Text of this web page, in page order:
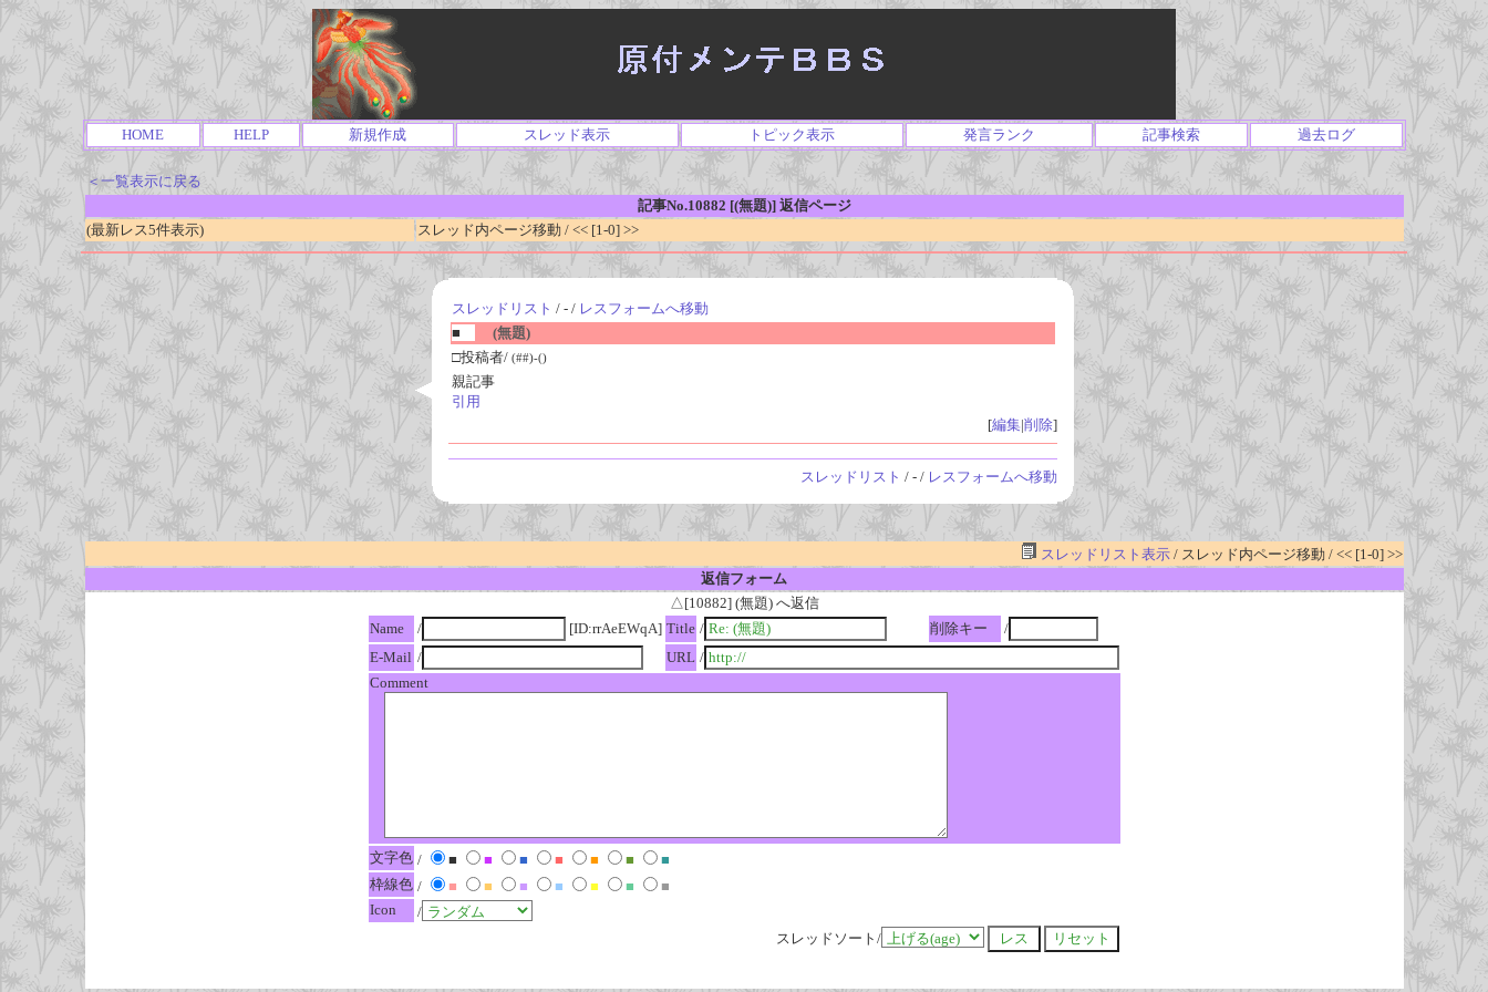
HOME HELP 新規作成 スレッド表示 トピック表示 発言ランク 記事検索 過去ログ
＜一覧表示に戻る
記事No.10882 [(無題)] 返信ページ
(最新レス5件表示)
スレッド内ページ移動 / << [1-0] >>
スレッドリスト / - / レスフォームへ移動
■
(無題)
□投稿者/ (##)-()
親記事
引用
[編集|削除]
スレッドリスト / - / レスフォームへ移動
スレッドリスト表示/ スレッド内ページ移動 / << [1-0] >>
返信フォーム
△[10882] (無題) へ返信
Name
/ [ID:rrAeEWqA] Title / 削除キー
/
E-Mail / URL /
Comment
文字色 / ■ ■ ■ ■ ■ ■
■
枠線色 / ■ ■ ■ ■ ■ ■
■
Icon
/
スレッドソート/